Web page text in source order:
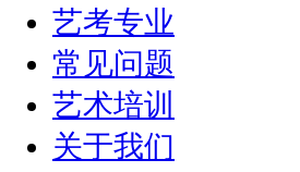
艺考专业
常见问题
艺术培训
关于我们